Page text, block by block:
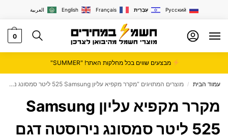
العربية English Français עִבְרִית Русский
0
מבצעים שווים בכל מחלקות האתר! "SUMMER"
עמוד הבית / מוצרים המתויגים “מקרר מקפיא עליון Samsung ‏525 ‏ליטר סמסונג נירוסטה דגם RT50K6330SP/WW”
מקרר מקפיא עליון Samsung
‏525 ‏ליטר סמסונג נירוסטה דגם